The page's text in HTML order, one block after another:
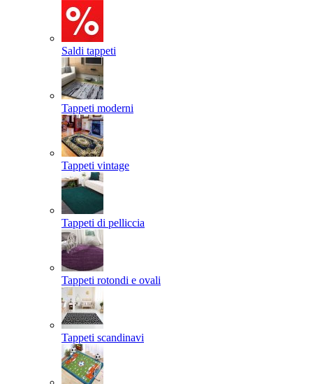
Saldi tappeti
Tappeti moderni
Tappeti vintage
Tappeti di pelliccia
Tappeti rotondi e ovali
Tappeti scandinavi